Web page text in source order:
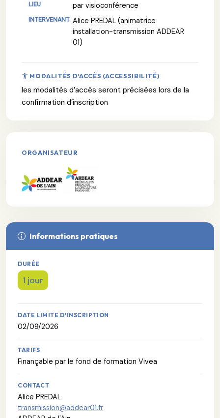
par visioconférence
Alice PREDAL (animatrice
installation-transmission ADDEAR
01)
MODALITÉS D'ACCÈS (ACCESSIBILITÉ)
les modalités d’accès seront précisées lors de la
confirmation d’inscription
ORGANISATEUR
Informations pratiques
DURÉE
1 jour
DATE LIMITE D'INSCRIPTION
02/09/2026
TARIFS
Finançable par le fond de formation Vivea
CONTACT
Alice PREDAL
transmission@addear01.fr